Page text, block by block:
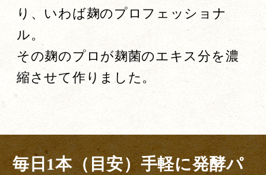
り、いわば麹のプロフェッショナ
ル。
その麹のプロが麹菌のエキス分を濃
縮させて作りました。
毎日1本（目安）手軽に発酵パ